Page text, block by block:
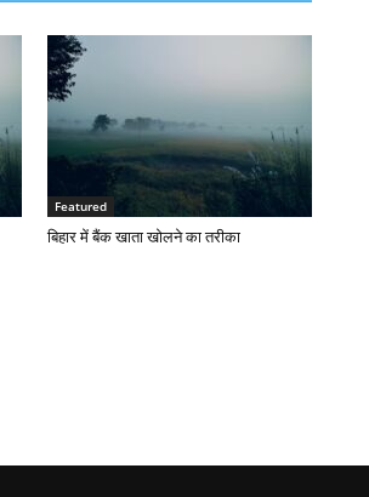
Featured
बिहार में बैंक खाता खोलने का तरीका